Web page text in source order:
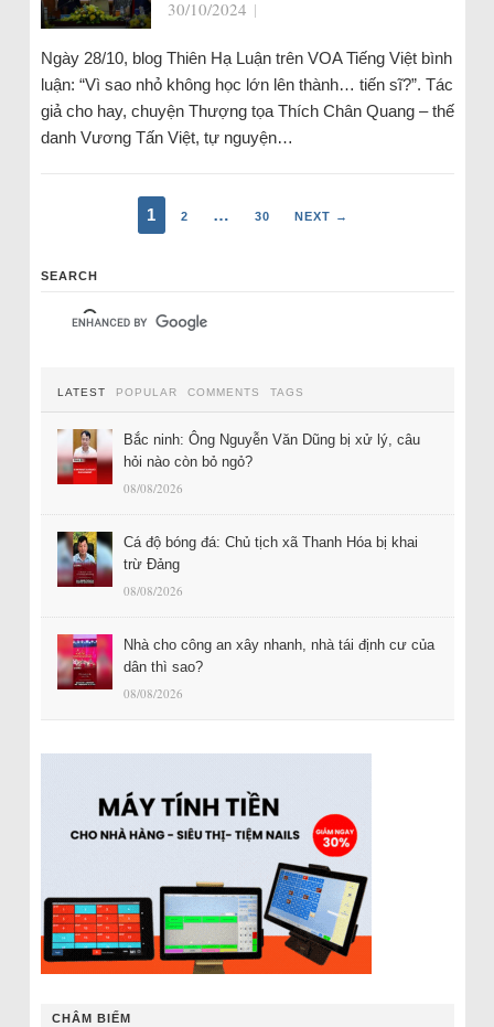
30/10/2024 |
Ngày 28/10, blog Thiên Hạ Luận trên VOA Tiếng Việt bình
luận: “Vì sao nhỏ không học lớn lên thành… tiến sĩ?”. Tác
giả cho hay, chuyện Thượng tọa Thích Chân Quang – thế
danh Vương Tấn Việt, tự nguyện…
1 2 … 30 NEXT →
SEARCH
LATEST POPULAR COMMENTS TAGS
Bắc ninh: Ông Nguyễn Văn Dũng bị xử lý, câu
hỏi nào còn bỏ ngỏ?
08/08/2026
Cá độ bóng đá: Chủ tịch xã Thanh Hóa bị khai
trừ Đảng
08/08/2026
Nhà cho công an xây nhanh, nhà tái định cư của
dân thì sao?
08/08/2026
CHÂM BIẾM